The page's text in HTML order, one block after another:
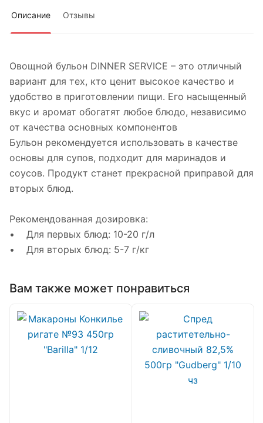
Описание Отзывы
Овощной бульон DINNER SERVICE – это отличный
вариант для тех, кто ценит высокое качество и
удобство в приготовлении пищи. Его насыщенный
вкус и аромат обогатят любое блюдо, независимо
от качества основных компонентов
Бульон рекомендуется использовать в качестве
основы для супов, подходит для маринадов и
соусов. Продукт станет прекрасной приправой для
вторых блюд.
Рекомендованная дозировка:
• Для первых блюд: 10-20 г/л
• Для вторых блюд: 5-7 г/кг
Вам также может понравиться